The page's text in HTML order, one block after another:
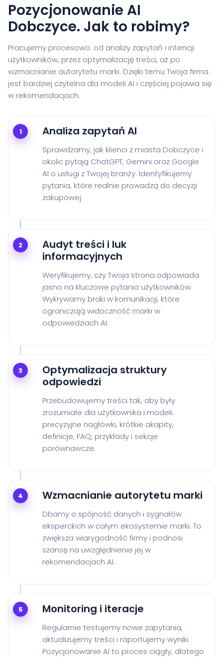
Pozycjonowanie AI
Dobczyce. Jak to robimy?
Pracujemy procesowo: od analizy zapytań i intencji
użytkowników, przez optymalizację treści, aż po
wzmacnianie autorytetu marki. Dzięki temu Twoja firma
jest bardziej czytelna dla modeli AI i częściej pojawia się
w rekomendacjach.
1 Analiza zapytań AI
Sprawdzamy, jak klienci z miasta Dobczyce i
okolic pytają ChatGPT, Gemini oraz Google
AI o usługi z Twojej branży. Identyfikujemy
pytania, które realnie prowadzą do decyzji
zakupowej.
2
Audyt treści i luk
informacyjnych
Weryfikujemy, czy Twoja strona odpowiada
jasno na kluczowe pytania użytkowników.
Wykrywamy braki w komunikacji, które
ograniczają widoczność marki w
odpowiedziach AI.
3
Optymalizacja struktury
odpowiedzi
Przebudowujemy treści tak, aby były
zrozumiałe dla użytkownika i modeli:
precyzyjne nagłówki, krótkie akapity,
definicje, FAQ, przykłady i sekcje
porównawcze.
4 Wzmacnianie autorytetu marki
Dbamy o spójność danych i sygnałów
eksperckich w całym ekosystemie marki. To
zwiększa wiarygodność firmy i podnosi
szansę na uwzględnienie jej w
rekomendacjach AI.
5 Monitoring i iteracje
Regularnie testujemy nowe zapytania,
aktualizujemy treści i raportujemy wyniki.
Pozycjonowanie AI to proces ciągły, dlatego